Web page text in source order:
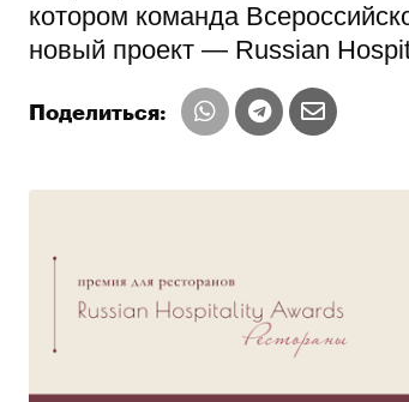
котором команда
новый проект — Russian
Поделиться: